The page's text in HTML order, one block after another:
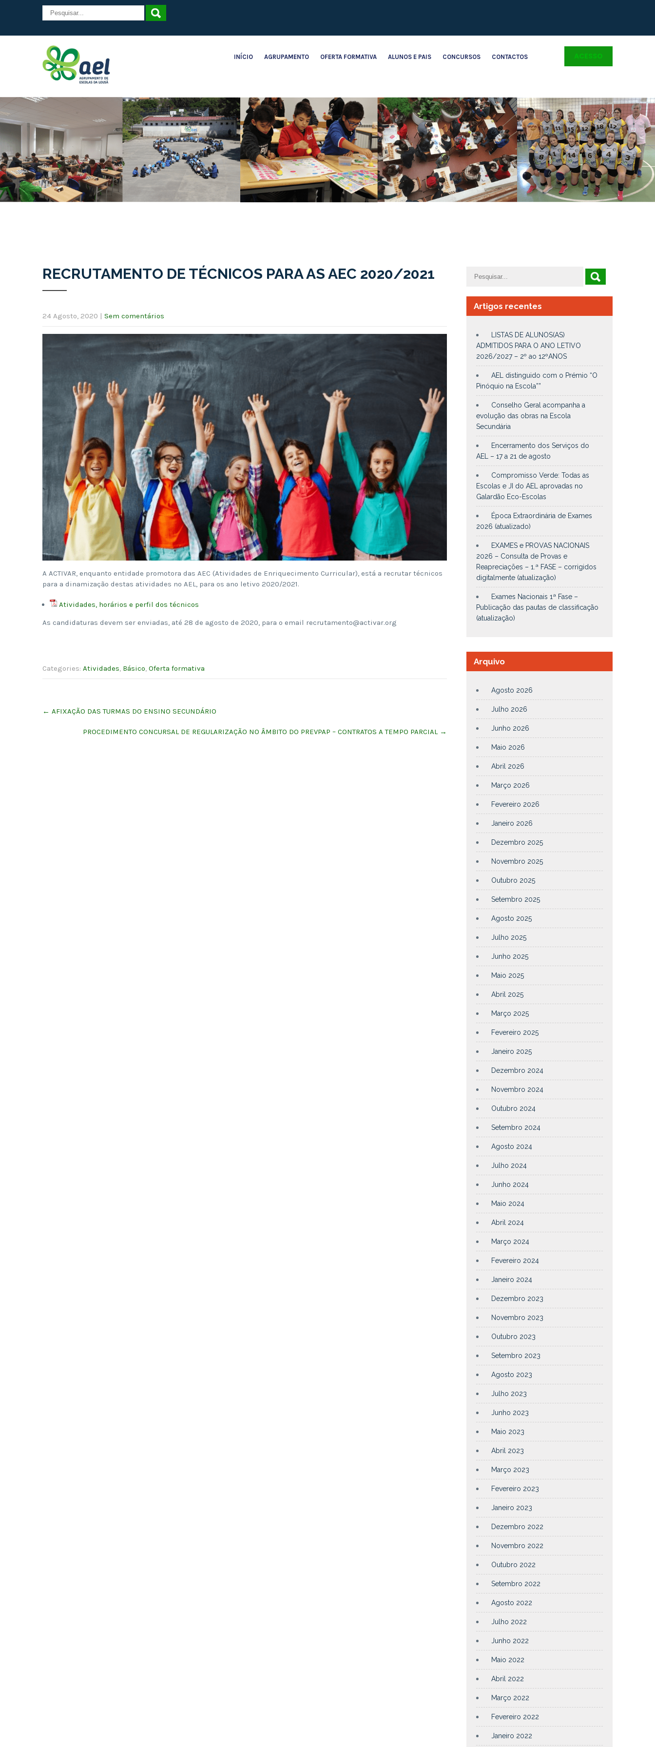
INÍCIO AGRUPAMENTO OFERTA FORMATIVA ALUNOS E PAIS CONCURSOS CONTACTOS ACESSO
RECRUTAMENTO DE TÉCNICOS PARA AS AEC 2020/2021
24 Agosto, 2020 | Sem comentários
A ACTIVAR, enquanto entidade promotora das AEC (Atividades de Enriquecimento Curricular), está a recrutar técnicos
para a dinamização destas atividades no AEL, para os ano letivo 2020/2021.
Atividades, horários e perfil dos técnicos
As candidaturas devem ser enviadas, até 28 de agosto de 2020, para o email recrutamento@activar.org
Categories: Atividades, Básico, Oferta formativa
navigation
← AFIXAÇÃO DAS TURMAS DO ENSINO SECUNDÁRIO
PROCEDIMENTO CONCURSAL DE REGULARIZAÇÃO NO ÂMBITO DO PREVPAP – CONTRATOS A TEMPO PARCIAL →
Artigos recentes
LISTAS DE ALUNOS(AS)
ADMITIDOS PARA O ANO LETIVO
2026/2027 – 2º ao 12ºANOS
AEL distinguido com o Prémio “O
Pinóquio na Escola””
Conselho Geral acompanha a
evolução das obras na Escola
Secundária
Encerramento dos Serviços do
AEL – 17 a 21 de agosto
Compromisso Verde: Todas as
Escolas e JI do AEL aprovadas no
Galardão Eco-Escolas
Época Extraordinária de Exames
2026 (atualizado)
EXAMES e PROVAS NACIONAIS
2026 – Consulta de Provas e
Reapreciações – 1.ª FASE – corrigidos
digitalmente (atualização)
Exames Nacionais 1ª Fase –
Publicação das pautas de classificação
(atualização)
Arquivo
Agosto 2026
Julho 2026
Junho 2026
Maio 2026
Abril 2026
Março 2026
Fevereiro 2026
Janeiro 2026
Dezembro 2025
Novembro 2025
Outubro 2025
Setembro 2025
Agosto 2025
Julho 2025
Junho 2025
Maio 2025
Abril 2025
Março 2025
Fevereiro 2025
Janeiro 2025
Dezembro 2024
Novembro 2024
Outubro 2024
Setembro 2024
Agosto 2024
Julho 2024
Junho 2024
Maio 2024
Abril 2024
Março 2024
Fevereiro 2024
Janeiro 2024
Dezembro 2023
Novembro 2023
Outubro 2023
Setembro 2023
Agosto 2023
Julho 2023
Junho 2023
Maio 2023
Abril 2023
Março 2023
Fevereiro 2023
Janeiro 2023
Dezembro 2022
Novembro 2022
Outubro 2022
Setembro 2022
Agosto 2022
Julho 2022
Junho 2022
Maio 2022
Abril 2022
Março 2022
Fevereiro 2022
Janeiro 2022